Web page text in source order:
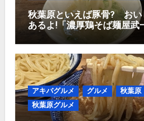
秋葉原といえば豚骨? おい
あるよ!「濃厚鶏そば麺屋武
け麺950円
アキバグルメ グルメ
秋葉原
秋葉原グルメ